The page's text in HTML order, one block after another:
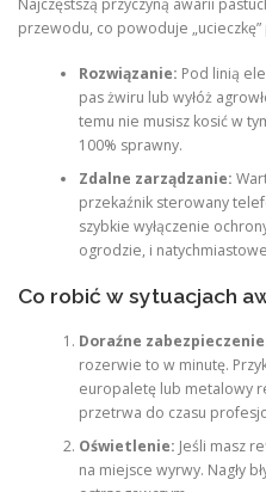
przewodu, co powoduje
Rozwiązanie: Pod linią
pas żwiru lub wyłóż
temu nie musisz kosić w
100% sprawny.
Zdalne zarządzanie:
przekaźnik sterowany
szybkie wyłączenie
ogrodzie, i
Co robić w sytuacjach
Doraźne
rozerwie to w minutę.
europaletę lub metalowy
przetrwa do czasu
Oświetlenie: Jeśli masz
na miejsce wyrwy. Nagły